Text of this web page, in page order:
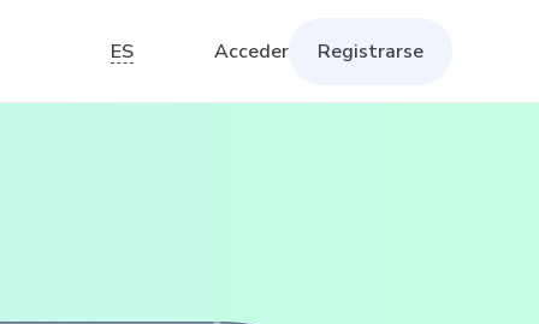
ES Acceder Registrarse